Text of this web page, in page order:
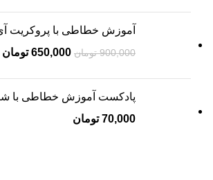
آموزش خطاطی با پروکریت
900,000 تومان 650,000 تومان
پادکست آموزش خطاطی با
70,000 تومان